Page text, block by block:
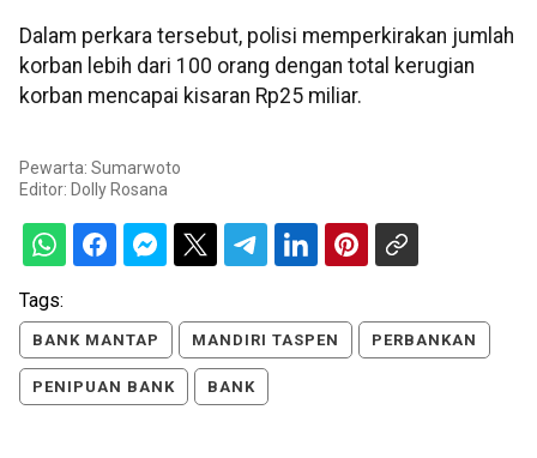
Dalam perkara tersebut, polisi memperkirakan jumlah
korban lebih dari 100 orang dengan total kerugian
korban mencapai kisaran Rp25 miliar.
Pewarta: Sumarwoto
Editor: Dolly Rosana
Tags:
BANK MANTAP MANDIRI TASPEN PERBANKAN
PENIPUAN BANK BANK